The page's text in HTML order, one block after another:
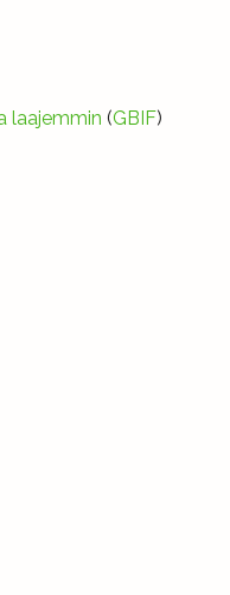
laajemmin (GBIF)